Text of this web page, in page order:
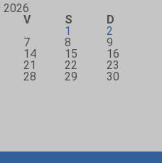
2026
V S
D
1
2
7 8
9
14 15
16
21 22
23
28 29
30